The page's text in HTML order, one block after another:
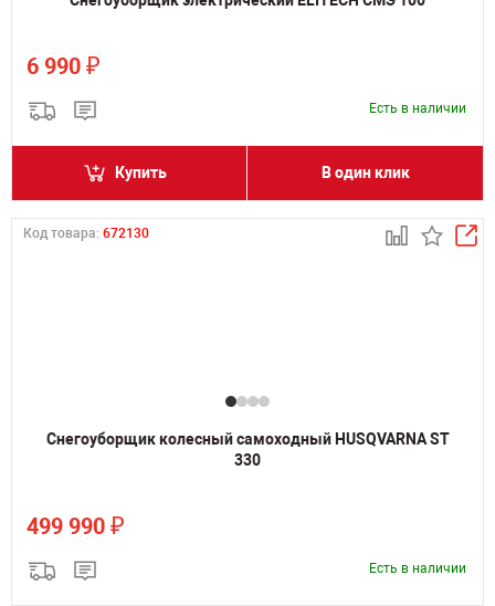
6 990 ₽
Есть в наличии
Купить В один клик
Код товара: 672130
Снегоуборщик колесный самоходный HUSQVARNA ST
330
499 990 ₽
Есть в наличии